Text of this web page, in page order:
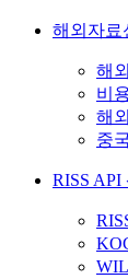
해외자료
해
비
해
중
RISS API